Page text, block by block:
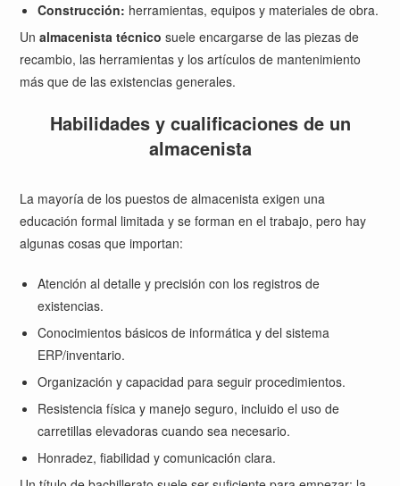
Construcción: herramientas, equipos y materiales de obra.
Unalmacenista técnico suele encargarse de las piezas de
recambio, las herramientas y los artículos de mantenimiento
más que de las existencias generales.
Habilidades y cualificaciones de un
almacenista
La mayoría de los puestos de almacenista exigen una
educación formal limitada y se forman en el trabajo, pero hay
algunas cosas que importan:
Atención al detalle y precisión con los registros de
existencias.
Conocimientos básicos de informática y del sistema
ERP/inventario.
Organización y capacidad para seguir procedimientos.
Resistencia física y manejo seguro, incluido el uso de
carretillas elevadoras cuando sea necesario.
Honradez, fiabilidad y comunicación clara.